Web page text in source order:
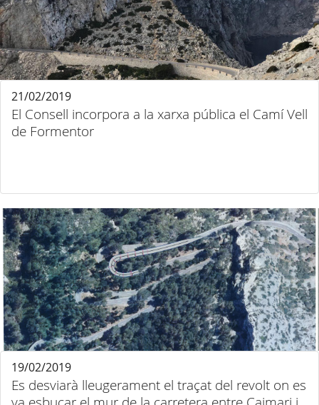
El Consell incorpora a la xarxa pública el Camí Vell
de Formentor
21/02/2019
Es desviarà lleugerament el traçat del revolt on es
19/02/2019